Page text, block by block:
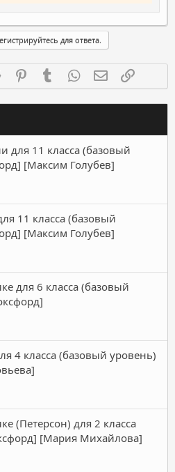
для ответа.
Reddit PinterestTumblr WhatsAppЭлектронная
для 11 класса (базовый
[Максим Голубев]
11 класса (базовый
[Максим Голубев]
для 6 класса (базовый
4 класса (базовый уровень)
(Петерсон) для 2 класса
[Мария Михайлова]